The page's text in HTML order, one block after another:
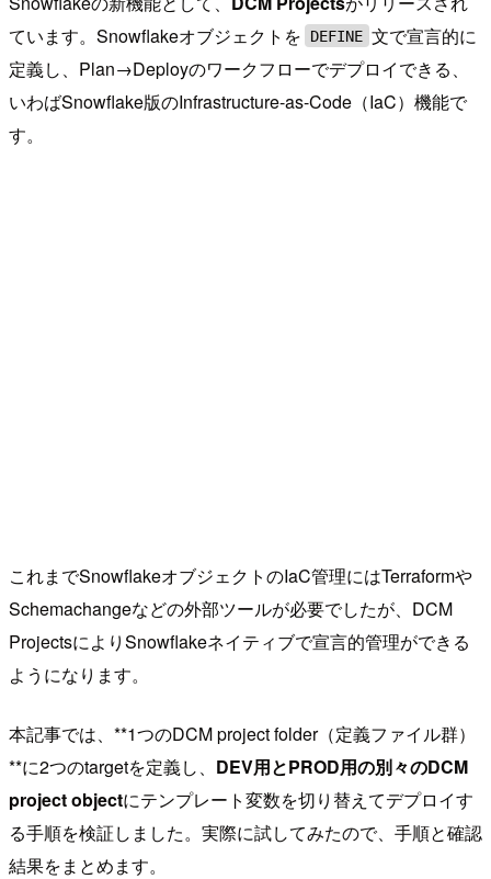
ています。Snowflakeオブジェクトを
DEFINE 文で宣言的に
定義し、Plan→Deployのワークフローでデプロイできる、
いわばSnowflake版のInfrastructure-as-Code（IaC）機能で
す。
これまでSnowflakeオブジェクトのIaC管理にはTerraformや
Schemachangeなどの外部ツールが必要でしたが、DCM
ProjectsによりSnowflakeネイティブで宣言的管理ができる
ようになります。
本記事では、**1つのDCM project folder（定義ファイル群）
**に2つのtargetを定義し、 DEV用とPROD用の別々のDCM
project objectにテンプレート変数を切り替えてデプロイす
る手順を検証しました。実際に試してみたので、手順と確認
結果をまとめます。